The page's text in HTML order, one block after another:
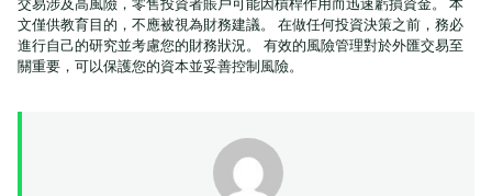
交易涉及高風險，零售投資者賬戶可能因槓桿作用而迅速虧損資金。 本
文僅供教育目的，不應被視為財務建議。 在做任何投資決策之前，務必
進行自己的研究並考慮您的財務狀況。 有效的風險管理對於外匯交易至
關重要，可以保護您的資本並妥善控制風險。